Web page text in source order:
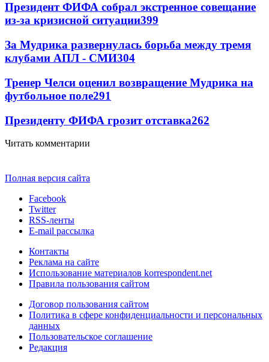
Президент ФИФА собрал экстренное совещание
из-за кризисной ситуации399
За Мудрика развернулась борьба между тремя
клубами АПЛ - СМИ304
Тренер Челси оценил возвращение Мудрика на
футбольное поле291
Президенту ФИФА грозит отставка262
Читать комментарии
Полная версия сайта
Facebook
Twitter
RSS-ленты
E-mail рассылка
Контакты
Реклама на сайте
Использование материалов korrespondent.net
Правила пользования сайтом
Договор пользования сайтом
Политика в сфере конфиденциальности и персональных
данных
Пользовательское соглашение
Редакция